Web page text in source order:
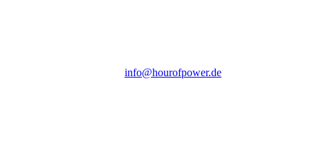
info@hourofpower.de